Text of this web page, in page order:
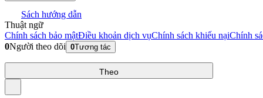
Sách hướng dẫn
Thuật ngữ
Chính sách bảo mậtĐiều khoản dịch vụChính sách khiếu nạiChính
0Người theo dõi 0Tương tác
Theo